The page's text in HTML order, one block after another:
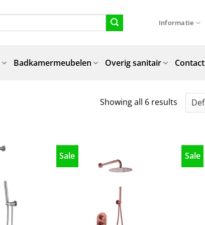
Informatie
Badkamermeubelen Overig sanitair Contact
Showing all 6 results
Sale Sale